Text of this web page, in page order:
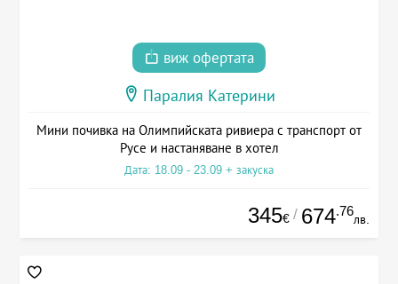
виж офертата
Паралия Катерини
Мини почивка на Олимпийската ривиера с транспорт от
Русе и настаняване в хотел
Дата: 18.09 - 23.09 + закуска
345€ / 674.76
лв.